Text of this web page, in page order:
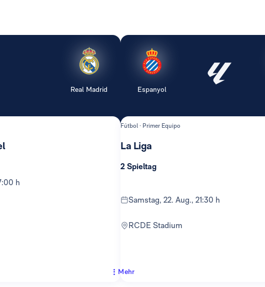
Real Madrid
h
Espanyol
Fútbol · Primer Equipo
La Liga
2 Spieltag
Samstag, 22. Aug., 21:30 h
RCDE Stadium
Mehr